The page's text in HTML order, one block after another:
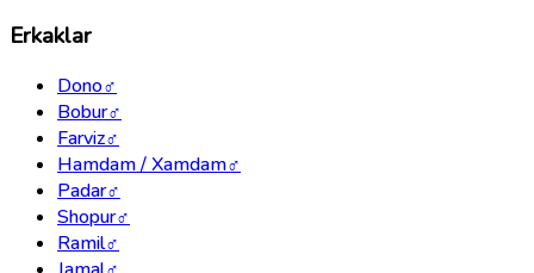
Erkaklar
Dono♂
Bobur♂
Farviz♂
Hamdam / Xamdam♂
Padar♂
Shopur♂
Ramil♂